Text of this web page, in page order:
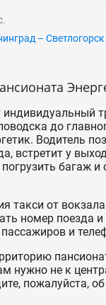
– Светлогорск
индивидуальный
до
Водитель
встретит у
багаж и
такси от
номер поезда
и
нужно не к
пожалуйста,